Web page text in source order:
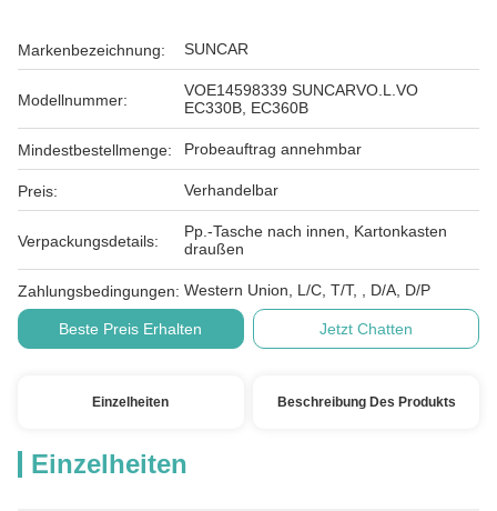
Markenbezeichnung: SUNCAR
Modellnummer:
VOE14598339 SUNCARVO.L.VO
EC330B, EC360B
Mindestbestellmenge: Probeauftrag annehmbar
Preis: Verhandelbar
Verpackungsdetails:
Pp.-Tasche nach innen, Kartonkasten
draußen
Zahlungsbedingungen: Western Union, L/C, T/T, , D/A, D/P
Beste Preis Erhalten Jetzt Chatten
Einzelheiten Beschreibung Des Produkts
Einzelheiten